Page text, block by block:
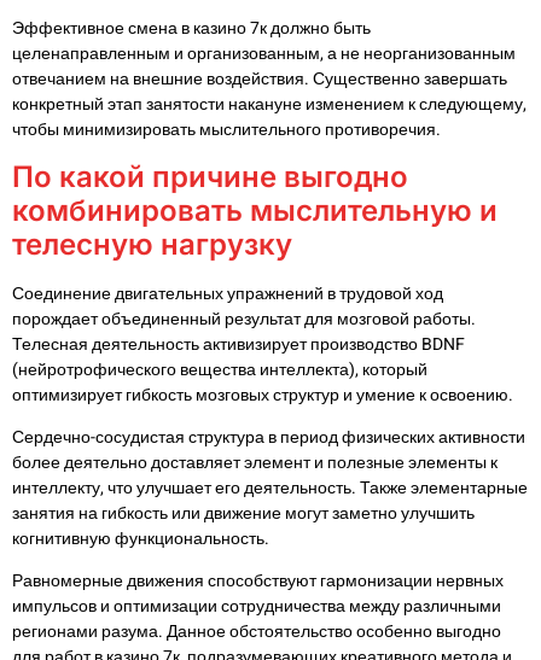
Эффективное смена в казино 7к должно быть
целенаправленным и организованным, а не неорганизованным
отвечанием на внешние воздействия. Существенно завершать
конкретный этап занятости накануне изменением к следующему,
чтобы минимизировать мыслительного противоречия.
По какой причине выгодно
комбинировать мыслительную и
телесную нагрузку
Соединение двигательных упражнений в трудовой ход
порождает объединенный результат для мозговой работы.
Телесная деятельность активизирует производство BDNF
(нейротрофического вещества интеллекта), который
оптимизирует гибкость мозговых структур и умение к освоению.
Сердечно-сосудистая структура в период физических активности
более деятельно доставляет элемент и полезные элементы к
интеллекту, что улучшает его деятельность. Также элементарные
занятия на гибкость или движение могут заметно улучшить
когнитивную функциональность.
Равномерные движения способствуют гармонизации нервных
импульсов и оптимизации сотрудничества между различными
регионами разума. Данное обстоятельство особенно выгодно